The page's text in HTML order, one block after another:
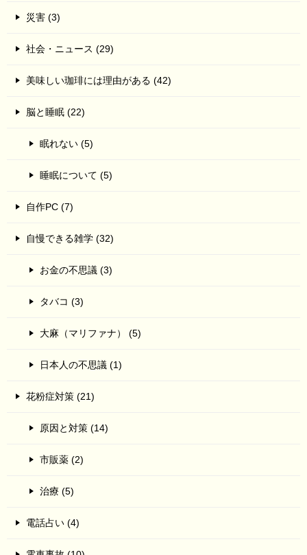
災害 (3)
社会・ニュース (29)
美味しい珈琲には理由がある (42)
脳と睡眠 (22)
眠れない (5)
睡眠について (5)
自作PC (7)
自慢できる雑学 (32)
お金の不思議 (3)
タバコ (3)
大麻（マリファナ） (5)
日本人の不思議 (1)
花粉症対策 (21)
原因と対策 (14)
市販薬 (2)
治療 (5)
電話占い (4)